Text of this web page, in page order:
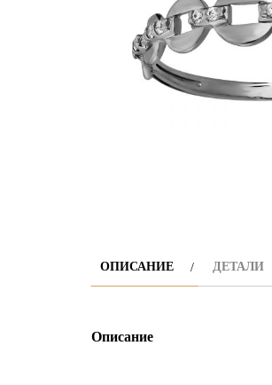
ОПИСАНИЕ ДЕТАЛИ
Описание